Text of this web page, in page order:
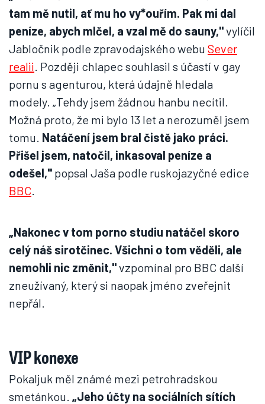
tam mě nutil, ať mu ho vy*ouřím. Pak mi dal
peníze, abych mlčel, a vzal mě do sauny,"vylíčil
Jabločnik podle zpravodajského webu Sever
realii. Později chlapec souhlasil s účastí v gay
pornu s agenturou, která údajně hledala
modely. „Tehdy jsem žádnou hanbu necítil.
Možná proto, že mi bylo 13 let a nerozuměl jsem
tomu. Natáčení jsem bral čistě jako práci.
Přišel jsem, natočil, inkasoval peníze a
odešel," popsal Jaša podle ruskojazyčné edice
BBC.
„Nakonec v tom porno studiu natáčel skoro
celý náš sirotčinec. Všichni o tom věděli, ale
nemohli nic změnit,"vzpomínal pro BBC další
zneužívaný, který si naopak jméno zveřejnit
nepřál.
VIP konexe
Pokaljuk měl známé mezi petrohradskou
smetánkou. „Jeho účty na sociálních sítích